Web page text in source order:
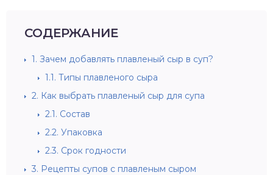
СОДЕРЖАНИЕ
1. Зачем добавлять плавленый сыр в суп?
1.1. Типы плавленого сыра
2. Как выбрать плавленый сыр для супа
2.1. Состав
2.2. Упаковка
2.3. Срок годности
3. Рецепты супов с плавленым сыром